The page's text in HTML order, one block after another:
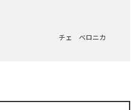
チェ ベロニカ